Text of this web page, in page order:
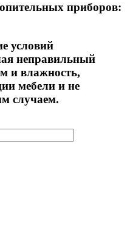
приборов:
условий
неправильный
и влажность,
мебели и не
случаем.